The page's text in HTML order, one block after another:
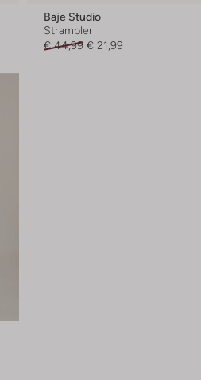
Baje Studio
Strampler
€ 44,99 € 21,99